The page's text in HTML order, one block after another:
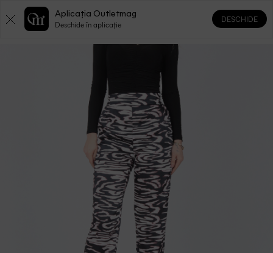
0 0
Aplicația Outletmag
Deschide în aplicație
DESCHIDE